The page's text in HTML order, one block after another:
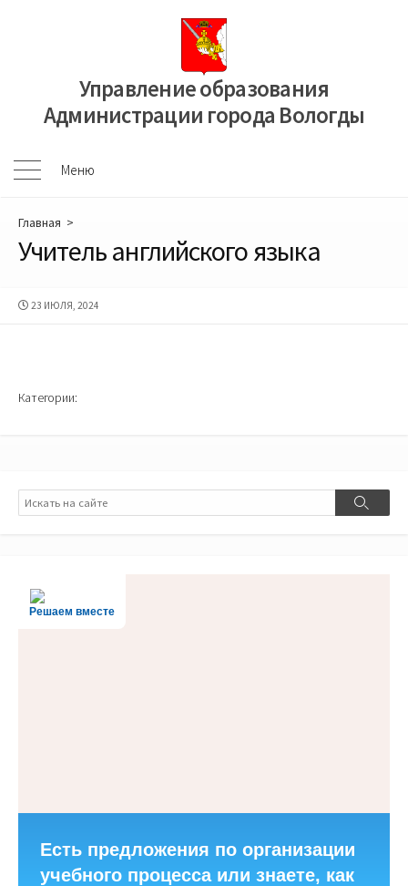
Управление образования
Администрации города Вологды
Меню
Меню
Главная >
Учитель английского языка
ДАТА
23 ИЮЛЯ, 2024
Категории:
Поиск
Поиск
Решаем вместе
Есть предложения по организации
учебного процесса или знаете, как